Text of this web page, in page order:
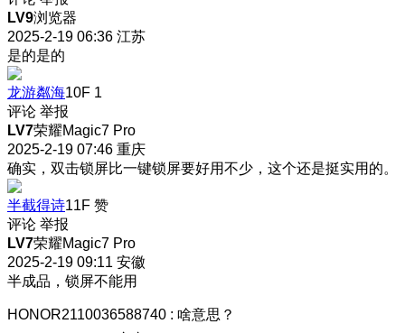
LV9浏览器
2025-2-19 06:36 江苏
是的是的
龙游粼海10F 1
评论 举报
LV7荣耀Magic7 Pro
2025-2-19 07:46 重庆
确实，双击锁屏比一键锁屏要好用不少，这个还是挺实用的。
半截得诗11F 赞
评论 举报
LV7荣耀Magic7 Pro
2025-2-19 09:11 安徽
半成品，锁屏不能用
HONOR2110036588740 : 啥意思？